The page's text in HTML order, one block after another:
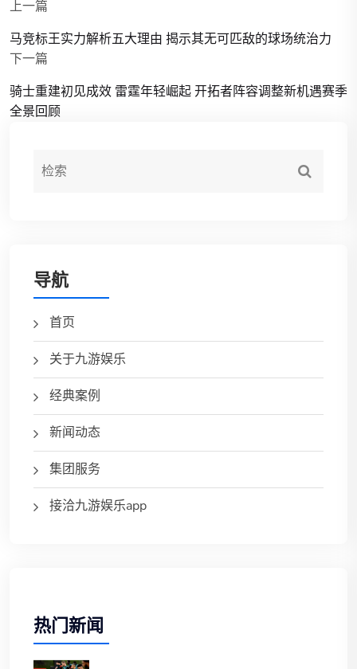
上一篇
马竞标王实力解析五大理由 揭示其无可匹敌的球场统治力
下一篇
骑士重建初见成效 雷霆年轻崛起 开拓者阵容调整新机遇赛季
全景回顾
导航
首页
关于九游娱乐
经典案例
新闻动态
集团服务
接洽九游娱乐app
热门新闻